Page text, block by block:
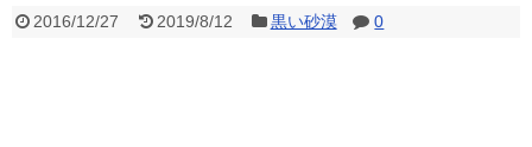
2016/12/27 2019/8/12 黒い砂漠 0